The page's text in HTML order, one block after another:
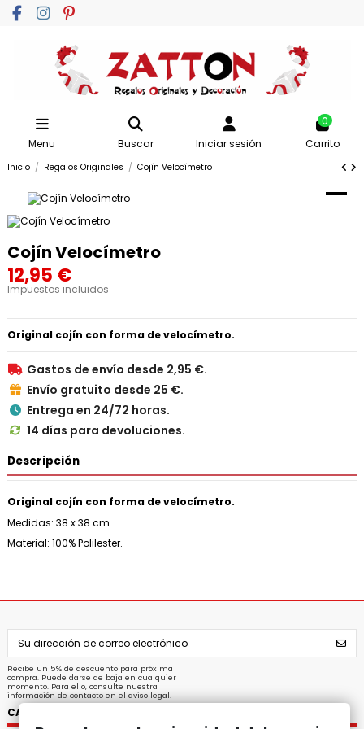
Menu Buscar Iniciar sesión
0
Carrito
Inicio Regalos Originales Cojín Velocímetro
Cojín Velocímetro
12,95 €
Impuestos incluidos
Original cojín con forma de velocímetro.
 Gastos de envío desde 2,95 €.
 Envío gratuito desde 25 €.
 Entrega en 24/72 horas.
 14 días para devoluciones.
Descripción
Original cojín con forma de velocímetro.
Medidas: 38 x 38 cm.
Material: 100% Polilester.
Recibe un 5% de descuento para próxima
compra. Puede darse de baja en cualquier
momento. Para ello, consulte nuestra
información de contacto en el aviso legal.
CATEGORÍAS